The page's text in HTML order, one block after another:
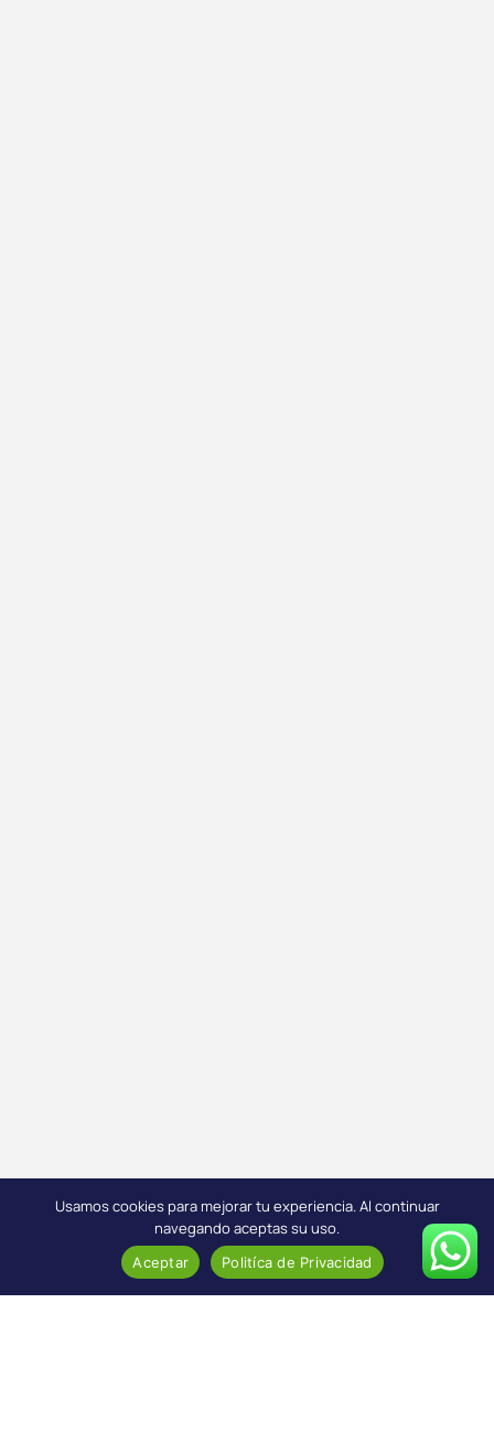
Usamos cookies para mejorar tu experiencia. Al continuar
navegando aceptas su uso.
Aceptar Politíca de Privacidad